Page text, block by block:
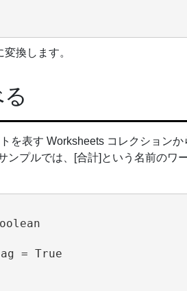
換します。
を表す Worksheets コレクションか
ンプルでは、[合計]という名前のワ
= True